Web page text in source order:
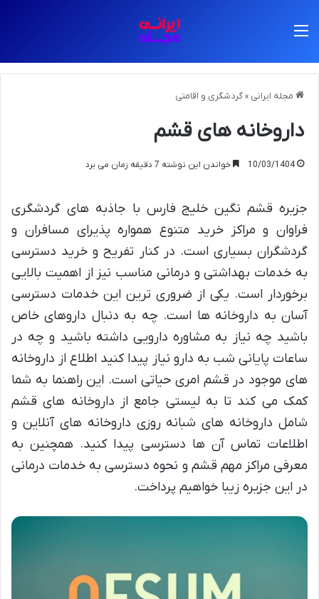
مجله ایرانی » گردشگری و اقامتی
داروخانه های قشم
10/03/1404 خواندن این نوشته 7 دقیقه زمان می برد
جزیره قشم نگین خلیج فارس با جاذبه های گردشگری
فراوان و مراکز خرید متنوع همواره پذیرای مسافران و
گردشگران بسیاری است. در کنار تفریح و خرید دسترسی
به خدمات بهداشتی و درمانی مناسب نیز از اهمیت بالایی
برخوردار است. یکی از ضروری ترین این خدمات دسترسی
آسان به داروخانه ها است. چه به دنبال داروهای خاص
باشید چه نیاز به مشاوره دارویی داشته باشید و چه در
ساعات پایانی شب به دارو نیاز پیدا کنید اطلاع از داروخانه
های موجود در قشم امری حیاتی است. این راهنما به شما
کمک می کند تا به لیستی جامع از داروخانه های قشم
شامل داروخانه های شبانه روزی داروخانه های آنلاین و
اطلاعات تماس آن ها دسترسی پیدا کنید. همچنین به
معرفی مراکز مهم قشم و نحوه دسترسی به خدمات درمانی
در این جزیره زیبا خواهیم پرداخت.